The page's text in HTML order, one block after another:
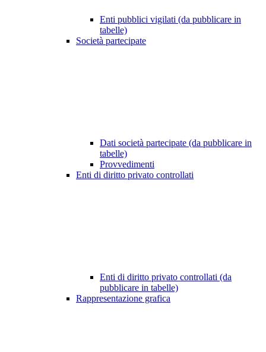
Enti pubblici vigilati (da pubblicare in
tabelle)
Società partecipate
Dati società partecipate (da pubblicare in
tabelle)
Provvedimenti
Enti di diritto privato controllati
Enti di diritto privato controllati (da
pubblicare in tabelle)
Rappresentazione grafica